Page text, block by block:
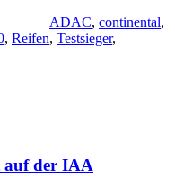
ADAC, continental,
, Reifen, Testsieger,
auf der IAA